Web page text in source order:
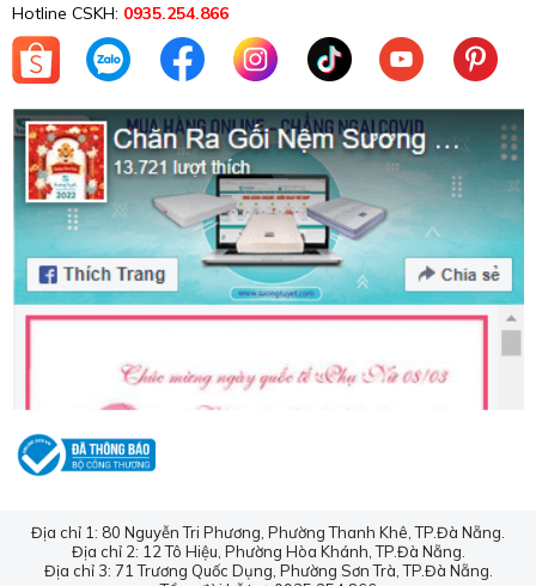
Hotline CSKH: 0935.254.866
Địa chỉ 1: 80 Nguyễn Tri Phương, Phường Thanh Khê, TP.Đà Nẵng.
Địa chỉ 2: 12 Tô Hiệu, Phường Hòa Khánh, TP.Đà Nẵng.
Địa chỉ 3: 71 Trương Quốc Dụng, Phường Sơn Trà, TP.Đà Nẵng.